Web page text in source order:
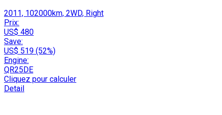
2011, 102000km, 2WD, Right
Prix:
US$ 480
Save:
US$ 519 (52%)
Engine:
QR25DE
Cliquez pour calculer
Detail